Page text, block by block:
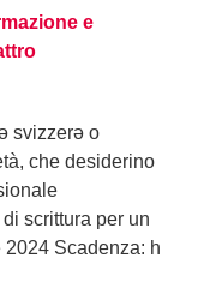
e
svizzerə o
che desiderino
scrittura per un
2024 Scadenza: h